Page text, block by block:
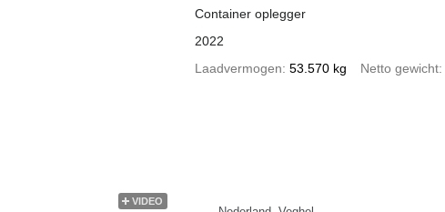
VIDEO
Container oplegger
2022
Laadvermogen 53.570 kg Netto gewicht